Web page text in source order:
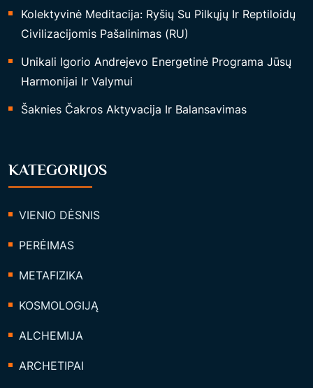
Kolektyvinė Meditacija: Ryšių Su Pilkųjų Ir Reptiloidų
Civilizacijomis Pašalinimas (RU)
Unikali Igorio Andrejevo Energetinė Programa Jūsų
Harmonijai Ir Valymui
Šaknies Čakros Aktyvacija Ir Balansavimas
KATEGORIJOS
VIENIO DĖSNIS
PERĖIMAS
METAFIZIKA
KOSMOLOGIJĄ
ALCHEMIJA
ARCHETIPAI